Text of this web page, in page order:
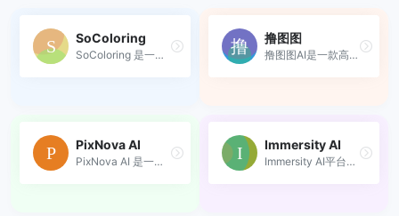
SoColoring
SoColoring 是一个基于 AI 技...
撸图图
撸图图AI是一款高效易用的在...
PixNova AI
PixNova AI 是一款基于人工智...
Immersity AI
Immersity AI平台利用先进的...